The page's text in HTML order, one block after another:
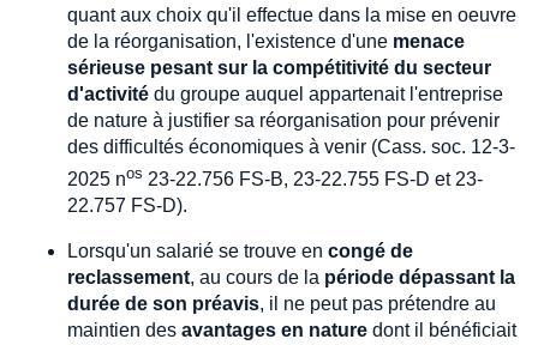
quant aux choix qu'il effectue dans la mise en oeuvre
de la réorganisation, l'existence d'une menace
sérieuse pesant sur la compétitivité du secteur
d'activité du groupe auquel appartenait l'entreprise
de nature à justifier sa réorganisation pour prévenir
des difficultés économiques à venir (Cass. soc. 12-3-
2025 nos 23-22.756 FS-B, 23-22.755 FS-D et 23-
22.757 FS-D).
Lorsqu'un salarié se trouve en congé de
reclassement, au cours de la période dépassant la
durée de son préavis, il ne peut pas prétendre au
maintien des avantages en nature dont il bénéficiait